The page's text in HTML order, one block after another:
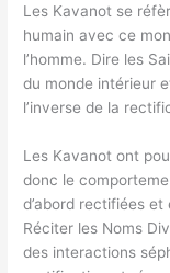
Les Kavanot se
humain avec ce
l’homme. Dire les
du monde intérieur
l’inverse de la
Les Kavanot ont
donc le
d’abord rectifiées
Réciter les Noms
des interactions